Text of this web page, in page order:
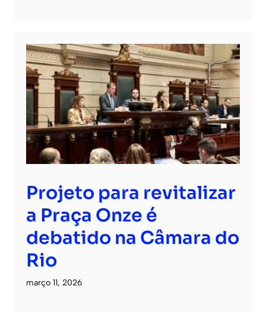
Projeto para revitalizar
a Praça Onze é
debatido na Câmara do
Rio
março 11, 2026